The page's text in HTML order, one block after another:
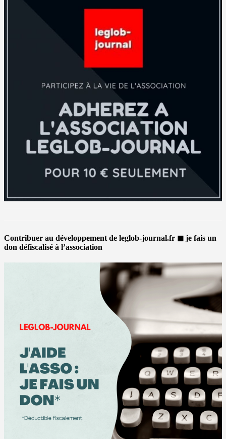
Contribuer au développement de leglob-journal.fr ◼ je fais un
don défiscalisé à l’association